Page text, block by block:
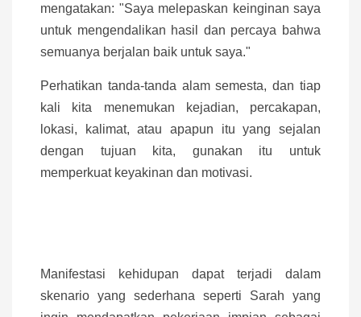
mengatakan: "Saya melepaskan keinginan saya
untuk mengendalikan hasil dan percaya bahwa
semuanya berjalan baik untuk saya."
Perhatikan tanda-tanda alam semesta, dan tiap
kali kita menemukan kejadian, percakapan,
lokasi, kalimat, atau apapun itu yang sejalan
dengan tujuan kita, gunakan itu untuk
memperkuat keyakinan dan motivasi.
Manifestasi kehidupan dapat terjadi dalam
skenario yang sederhana seperti Sarah yang